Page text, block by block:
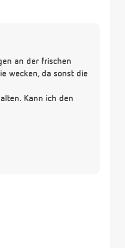
an der frischen
wecken, da sonst die
Kann ich den